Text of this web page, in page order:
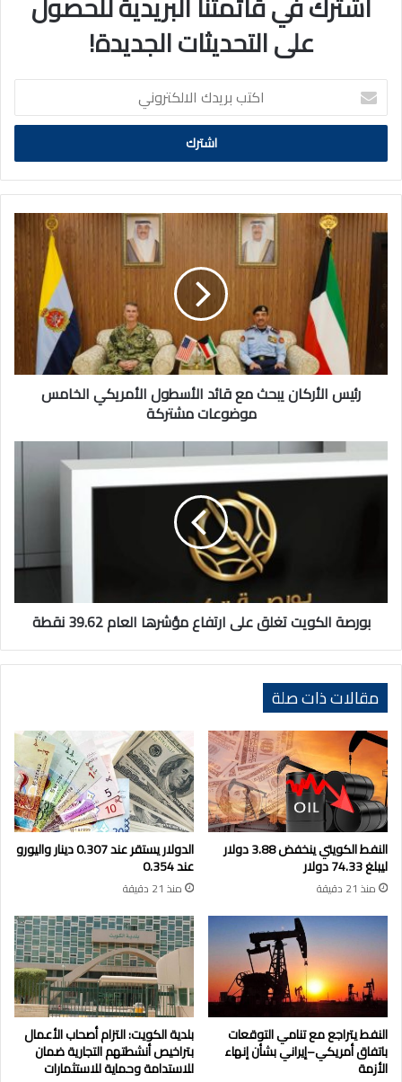
على التحديثات الجديدة!
اكتب
بريدك
الالكتروني
رئيس
الأركان
يبحث
قائد
الأسطول
الأمريكي
الخامس
موضوعات
مشتركةرئيس الأركان يبحث مع قائد الأسطول الأمريكي الخامس
موضوعات مشتركة
الكويت
نقطة
بورصة الكويت تغلق على ارتفاع مؤشرها العام 39.62 نقطة
مقالات ذات صلة
النفط الكويتي ينخفض 3.88 دولار
ليبلغ 74.33 دولار
منذ 21 دقيقة
الدولار يستقر عند 0.307 دينار واليورو
عند 0.354
منذ 21 دقيقة
النفط يتراجع مع تنامي التوقعات
باتفاق أمريكي–إيراني بشأن إنهاء
الأزمة
بلدية الكويت: التزام أصحاب الأعمال
بتراخيص أنشطتهم التجارية ضمان
للاستدامة وحماية للاستثمارات